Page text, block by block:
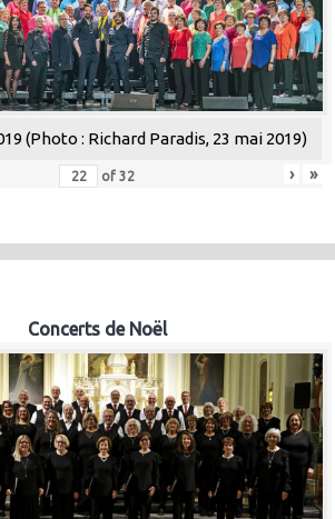
(Photo : Richard Paradis, 23 mai 2019)
of 32 › »
Concerts de Noël